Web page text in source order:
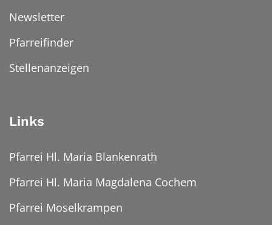
Newsletter
Pfarreifinder
Stellenanzeigen
Links
Pfarrei Hl. Maria Blankenrath
Pfarrei Hl. Maria Magdalena Cochem
Pfarrei Moselkrampen